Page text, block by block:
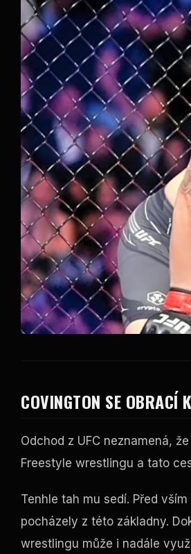
COVINGTON SE OBRACÍ
Odchod z UFC neznamená,
Freestyle wrestlingu a tato
Tenhle tah mu sedí. Před
pocházely z této základny.
wrestlingu může i nadále